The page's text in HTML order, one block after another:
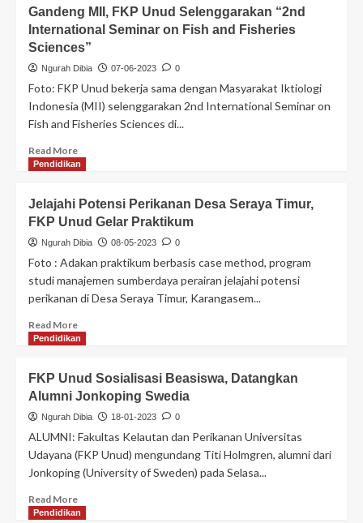
Gandeng MII, FKP Unud Selenggarakan “2nd
International Seminar on Fish and Fisheries
Sciences”
Ngurah Dibia 07-06-2023 0
Foto: FKP Unud bekerja sama dengan Masyarakat Iktiologi
Indonesia (MII) selenggarakan 2nd International Seminar on
Fish and Fisheries Sciences di...
Read More
Pendidikan
Jelajahi Potensi Perikanan Desa Seraya Timur,
FKP Unud Gelar Praktikum
Ngurah Dibia 08-05-2023 0
Foto : Adakan praktikum berbasis case method, program
studi manajemen sumberdaya perairan jelajahi potensi
perikanan di Desa Seraya Timur, Karangasem...
Read More
Pendidikan
FKP Unud Sosialisasi Beasiswa, Datangkan
Alumni Jonkoping Swedia
Ngurah Dibia 18-01-2023 0
ALUMNI: Fakultas Kelautan dan Perikanan Universitas
Udayana (FKP Unud) mengundang Titi Holmgren, alumni dari
Jonkoping (University of Sweden) pada Selasa...
Read More
Pendidikan